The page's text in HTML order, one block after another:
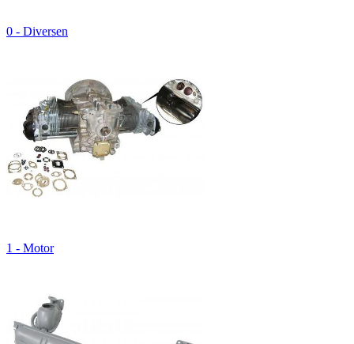
0 - Diversen
1 - Motor